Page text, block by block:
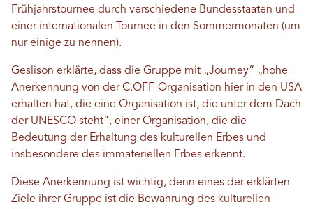
Frühjahrstournee durch verschiedene Bundesstaaten und
einer internationalen Tournee in den Sommermonaten (um
nur einige zu nennen).
Geslison erklärte, dass die Gruppe mit „Journey“ „hohe
Anerkennung von der C.OFF-Organisation hier in den USA
erhalten hat, die eine Organisation ist, die unter dem Dach
der UNESCO steht“, einer Organisation, die die
Bedeutung der Erhaltung des kulturellen Erbes und
insbesondere des immateriellen Erbes erkennt.
Diese Anerkennung ist wichtig, denn eines der erklärten
Ziele ihrer Gruppe ist die Bewahrung des kulturellen